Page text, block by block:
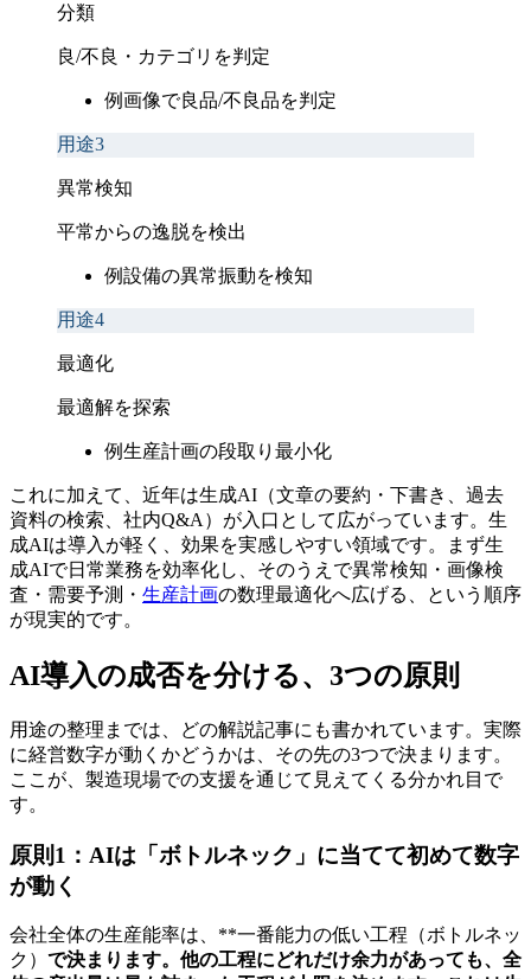
分類
良/不良・カテゴリを判定
例画像で良品/不良品を判定
用途3
異常検知
平常からの逸脱を検出
例設備の異常振動を検知
用途4
最適化
最適解を探索
例生産計画の段取り最小化
これに加えて、近年は生成AI（文章の要約・下書き、過去
資料の検索、社内Q&A）が入口として広がっています。生
成AIは導入が軽く、効果を実感しやすい領域です。まず生
成AIで日常業務を効率化し、そのうえで異常検知・画像検
査・需要予測・ 生産計画の数理最適化へ広げる、という順序
が現実的です。
AI導入の成否を分ける、3つの原則
用途の整理までは、どの解説記事にも書かれています。実際
に経営数字が動くかどうかは、その先の3つで決まります。
ここが、製造現場での支援を通じて見えてくる分かれ目で
す。
原則1：AIは「ボトルネック」に当てて初めて数字
が動く
会社全体の生産能率は、**一番能力の低い工程（ボトルネッ
ク） で決まります。他の工程にどれだけ余力があっても、全